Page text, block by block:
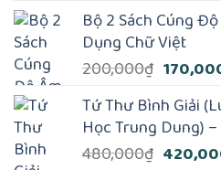
Bộ 2 Sách Cúng
Dụng Chữ Việt
200,000₫ Giá
là:
Tứ Thư Bình Giải
Học Trung Dung)
480,000₫ Giá